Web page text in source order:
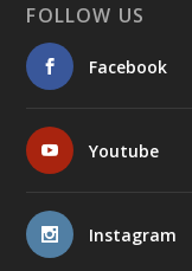
FOLLOW US
Facebook
Youtube
Instagram